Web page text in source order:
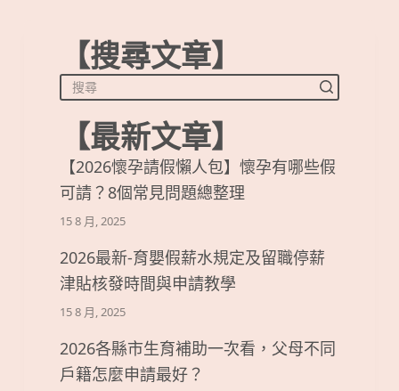
【搜尋文章】
【最新文章】
【2026懷孕請假懶人包】懷孕有哪些假
可請？8個常見問題總整理
15 8 月, 2025
2026最新-育嬰假薪水規定及留職停薪
津貼核發時間與申請教學
15 8 月, 2025
2026各縣市生育補助一次看，父母不同
戶籍怎麼申請最好？